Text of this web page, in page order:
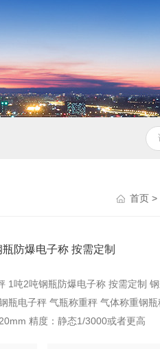
首页 >
防爆电子称 按需定制
1吨2吨钢瓶防爆电子称 按需定制
瓶电子秤 气瓶称重秤 气体称重钢
精度：静态1/3000或者更高